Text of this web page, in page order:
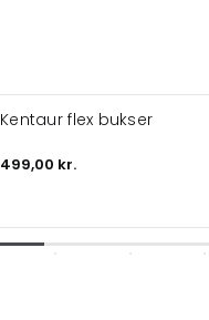
Kentaur flex bukser
499,00 kr.